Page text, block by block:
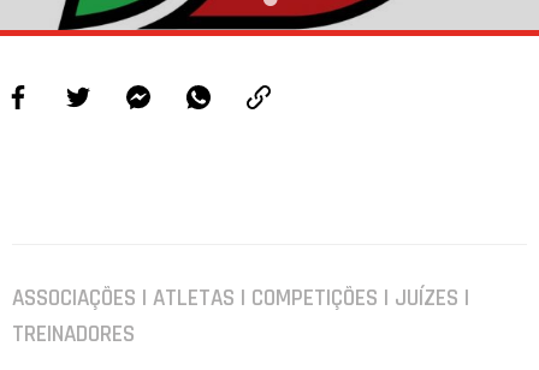
ASSOCIAÇÕES | ATLETAS | COMPETIÇÕES | JUÍZES |
TREINADORES